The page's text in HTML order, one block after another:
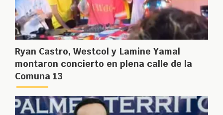
Ryan Castro, Westcol y Lamine Yamal
montaron concierto en plena calle de la
Comuna 13